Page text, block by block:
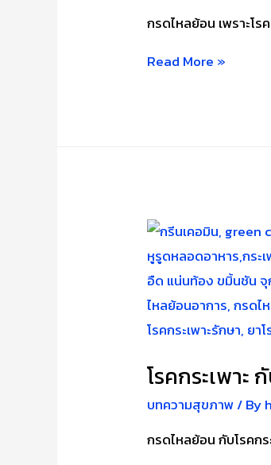
กรดไหลย้อน เพราะโ
เคล็ด
นิค
กับ
โรค
กรด
ไหล
Read More »
โรคกระเพาะ
บทความสุขภาพ/ By
กรดไหลย้อน กับโรคก